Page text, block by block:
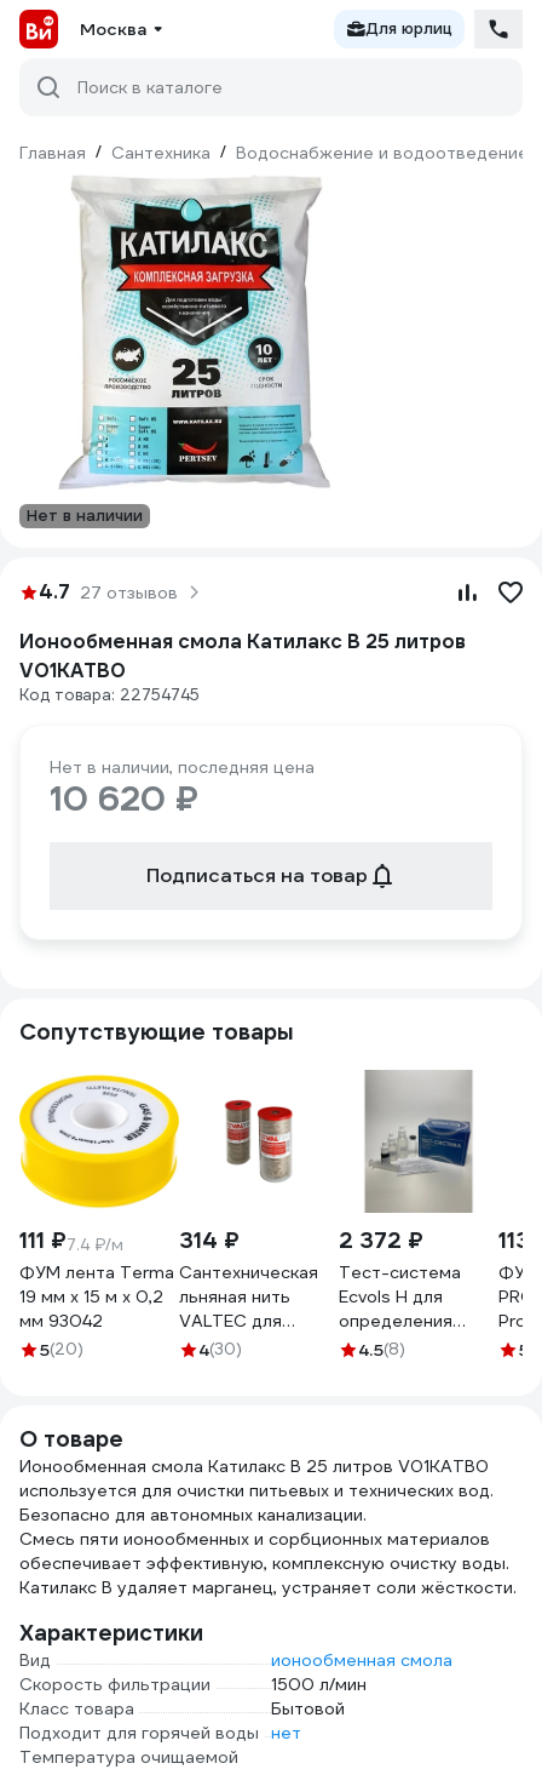
Москва Для юрлиц
Поиск в каталоге
Главная / Сантехника / Водоснабжение и водоотведение
Нет в наличии
4.7 27 отзывов
Ионообменная смола Катилакс B 25 литров
V01KATB0
Код товара: 22754745
Нет в наличии, последняя цена
10 620 ₽
Подписаться на товар
Сопутствующие товары
111 ₽7.4 ₽/м
ФУМ лента Terma
19 мм х 15 м х 0,2
мм 93042
5(20)
314 ₽
Сантехническая
льняная нить
VALTEC для
резьб. соед. /110м/
4(30)
2 372 ₽
Тест-система
Ecvols H для
определения
общей жесткости
4.5(8)
113
ФУМ
Ф85
5
О товаре
Ионообменная смола Катилакс B 25 литров V01KATB0
используется для очистки питьевых и технических вод.
Безопасно для автономных канализации.
Смесь пяти ионообменных и сорбционных материалов
обеспечивает эффективную, комплексную очистку воды.
Катилакс B удаляет марганец, устраняет соли жёсткости.
Характеристики
Вид
ионообменная смола
Скорость фильтрации
1500 л/мин
Класс товара
Бытовой
Подходит для горячей воды
нет
Температура очищаемой